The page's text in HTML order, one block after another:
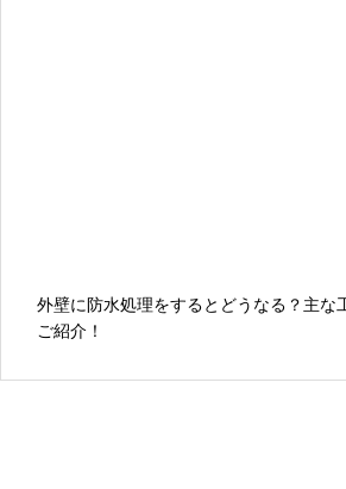
外壁に防水処理をするとどうなる？主な
ご紹介！